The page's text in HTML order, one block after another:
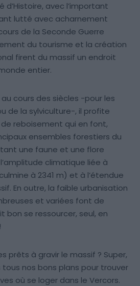
d’Histoire, avec l’important
lutté avec acharnement
de la Seconde Guerre
du tourisme et la création
firent du massif un endroit
entier.
au cours des siècles -pour les
de la sylviculture-, il profite
reboisement qui en font,
ensembles forestiers du
une faune et une flore
climatique liée à
à 2341 m) et à l’étendue
En outre, la faible urbanisation
et variées font de
bon se ressourcer, seul, en
prêts à gravir le massif ? Super,
nos bons plans pour trouver
où se loger dans le Vercors.